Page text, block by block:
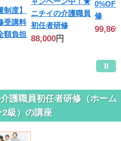
制度】
受講料
額負担
ニチイの介護職員
初任者研修
88,000円
修
99,869
護職員初任者研修（ホーム
2級）の講座